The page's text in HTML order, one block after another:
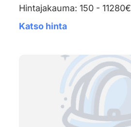
Hintajakauma: 150 - 11280€
Katso hinta